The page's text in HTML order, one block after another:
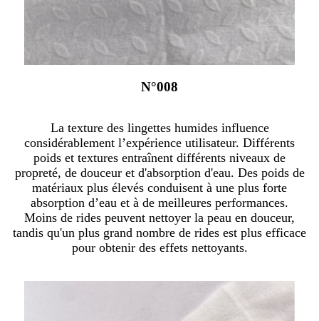
N°008
La texture des lingettes humides influence
considérablement l’expérience utilisateur. Différents
poids et textures entraînent différents niveaux de
propreté, de douceur et d'absorption d'eau. Des poids de
matériaux plus élevés conduisent à une plus forte
absorption d’eau et à de meilleures performances.
Moins de rides peuvent nettoyer la peau en douceur,
tandis qu'un plus grand nombre de rides est plus efficace
pour obtenir des effets nettoyants.